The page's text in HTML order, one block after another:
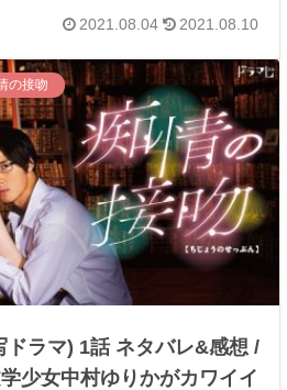
2021.08.04 2021.08.10
の接吻
ドラマ) 1話 ネタバレ&感想 /
少女中村ゆりかがカワイイ